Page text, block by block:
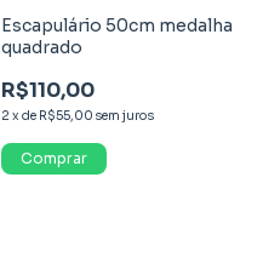
Escapulário 50cm medalha
quadrado
R$110,00
2 x de R$55,00 sem juros